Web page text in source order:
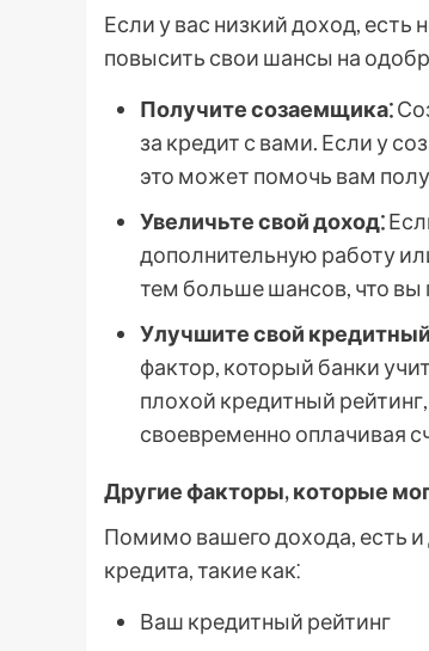
Если у вас низкий доход,
повысить свои шансы на
Получите созаемщика⁚
за кредит с вами. Если у
это может помочь вам
Увеличьте свой доход⁚
дополнительную работу
тем больше шансов, что вы
Улучшите свой кредитный
фактор, который банки
плохой кредитный
своевременно оплачивая
Другие факторы, которые
Помимо вашего дохода, есть
кредита, такие как⁚
Ваш кредитный рейтинг